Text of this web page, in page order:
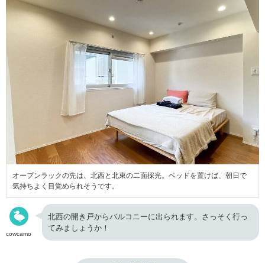
オープンラックの先は、北西と北東の二面採光。ベッドを置けば、朝日で
気持ちよく目覚められそうです。
cowcamo
北西の開き戸からバルコニーに出られます。さっそく行っ
てみましょうか！